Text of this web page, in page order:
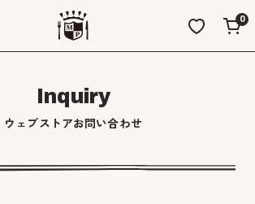
0
Inquiry
ウェブストアお問い合わせ